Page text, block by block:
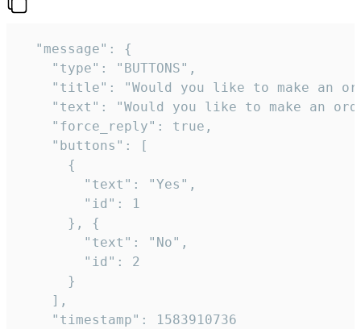
  "message": {
    "type": "BUTTONS",
"title": "Would you like to make an
"text": "Would you like to make an
    "force_reply": true,
    "buttons": [
      {
        "text": "Yes",
        "id": 1
      }, {
        "text": "No",
        "id": 2
      }
    ],
    "timestamp": 1583910736